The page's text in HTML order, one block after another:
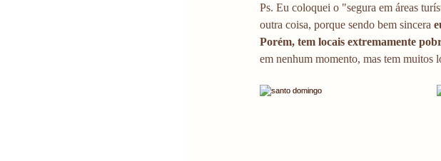
Ps. Eu coloquei o "segura em áreas
outra coisa, porque sendo bem sincera
Porém, tem locais extremamente
em nenhum momento, mas tem muitos